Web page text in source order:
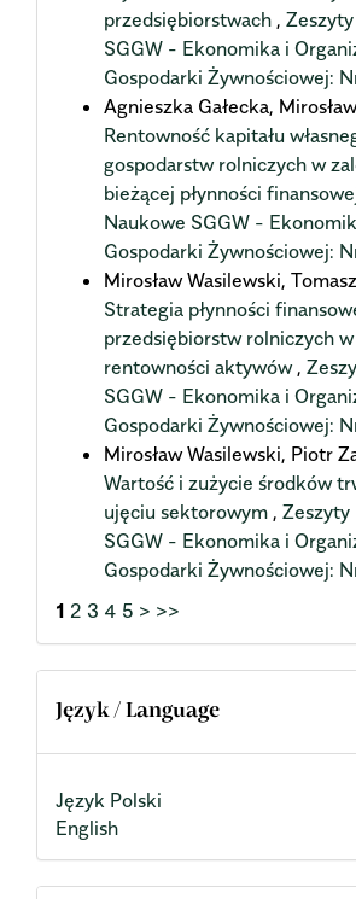
przedsiębiorstwach ,
SGGW - Ekonomika i
Gospodarki Żywnościowej:
Agnieszka Gałecka,
Rentowność kapitału
gospodarstw rolniczych w
bieżącej płynności
Naukowe SGGW -
Gospodarki Żywnościowej:
Mirosław Wasilewski,
Strategia płynności
przedsiębiorstw rolniczych
rentowności aktywów ,
SGGW - Ekonomika i
Gospodarki Żywnościowej:
Mirosław Wasilewski, Piotr
Wartość i zużycie środków
ujęciu sektorowym , Zeszyty
SGGW - Ekonomika i
Gospodarki Żywnościowej:
1 2 3 4 5 > >>
Język / Language
Język Polski
English